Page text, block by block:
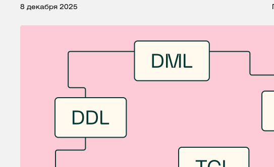
8 декабря 2025